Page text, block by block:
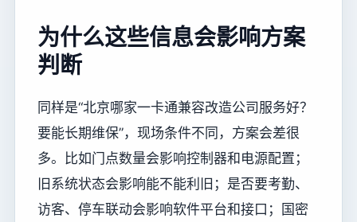
为什么这些信息会影响方案
判断
同样是“北京哪家一卡通兼容改造公司服务好？
要能长期维保”，现场条件不同，方案会差很
多。比如门点数量会影响控制器和电源配置；
旧系统状态会影响能不能利旧；是否要考勤、
访客、停车联动会影响软件平台和接口；国密